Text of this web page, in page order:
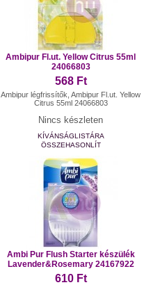
Ambipur Fl.ut. Yellow Citrus 55ml
24066803
568 Ft
Ambipur légfrissítők, Ambipur Fl.ut. Yellow
Citrus 55ml 24066803
Nincs készleten
KÍVÁNSÁGLISTÁRA
ÖSSZEHASONLÍT
Ambi Pur Flush Starter készülék
Lavender&Rosemary 24167922
610 Ft